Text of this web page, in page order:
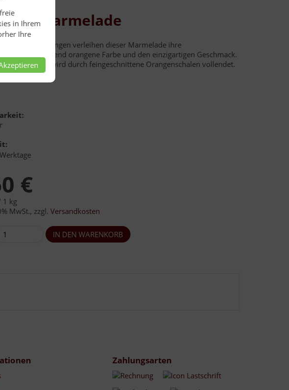
in Ihrem
Ihre
Marmelade
Orangen verleihen dieser Marmelade ihre
leuchtend orangene Farbe und den einzigartigen Geschmack.
herbe Aroma wird durch feingeschnittene Orangenschalen vollendet.
g
€
1 kg
MwSt., zzgl. Versandkosten
Zahlungsarten